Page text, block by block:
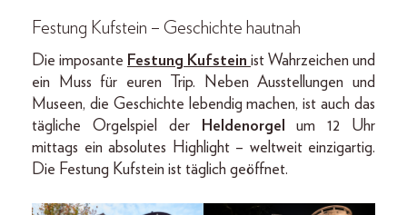
Festung Kufstein – Geschichte hautnah
Die imposante Festung Kufstein ist Wahrzeichen und
ein Muss für euren Trip. Neben Ausstellungen und
Museen, die Geschichte lebendig machen, ist auch das
tägliche Orgelspiel der
Heldenorgel
um 12 Uhr
mittags ein absolutes Highlight – weltweit einzigartig.
Die Festung Kufstein ist täglich geöffnet.